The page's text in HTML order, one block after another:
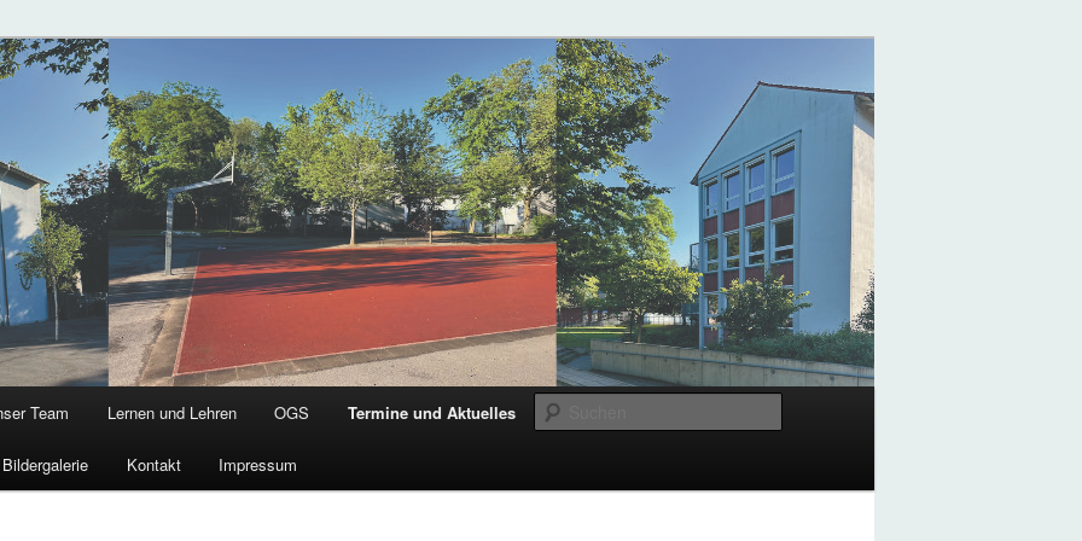
Team Lernen und Lehren OGS Termine und Aktuelles
Bildergalerie Kontakt Impressum